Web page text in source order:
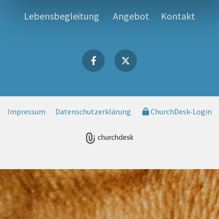
Lebensbegleitung Angebot Kontakt
Impressum Datenschutzerklärung ChurchDesk-Login